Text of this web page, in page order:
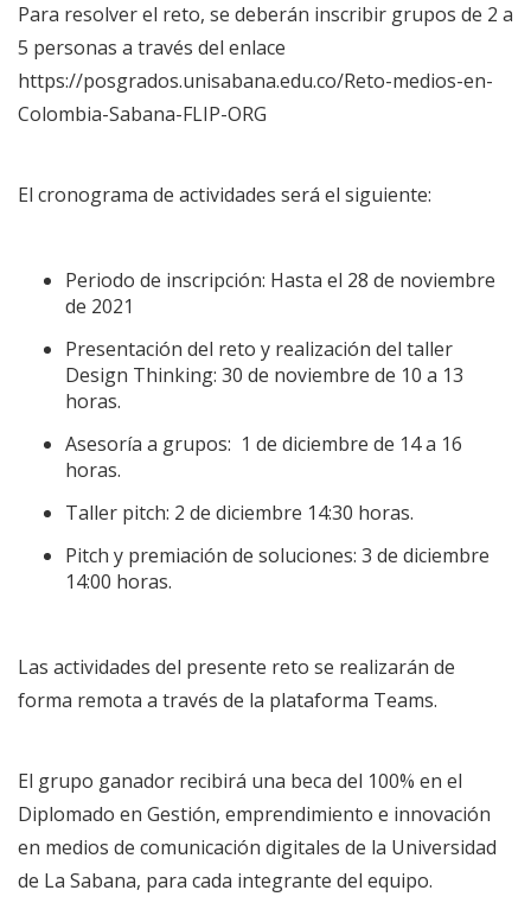
Para resolver el reto, se deberán inscribir grupos de 2 a
5 personas a través del enlace
https://posgrados.unisabana.edu.co/Reto-medios-en-
Colombia-Sabana-FLIP-ORG
El cronograma de actividades será el siguiente:
Periodo de inscripción: Hasta el 28 de noviembre
de 2021
Presentación del reto y realización del taller
Design Thinking: 30 de noviembre de 10 a 13
horas.
Asesoría a grupos: 1 de diciembre de 14 a 16
horas.
Taller pitch: 2 de diciembre 14:30 horas.
Pitch y premiación de soluciones: 3 de diciembre
14:00 horas.
Las actividades del presente reto se realizarán de
forma remota a través de la plataforma Teams.
El grupo ganador recibirá una beca del 100% en el
Diplomado en Gestión, emprendimiento e innovación
en medios de comunicación digitales de la Universidad
de La Sabana, para cada integrante del equipo.